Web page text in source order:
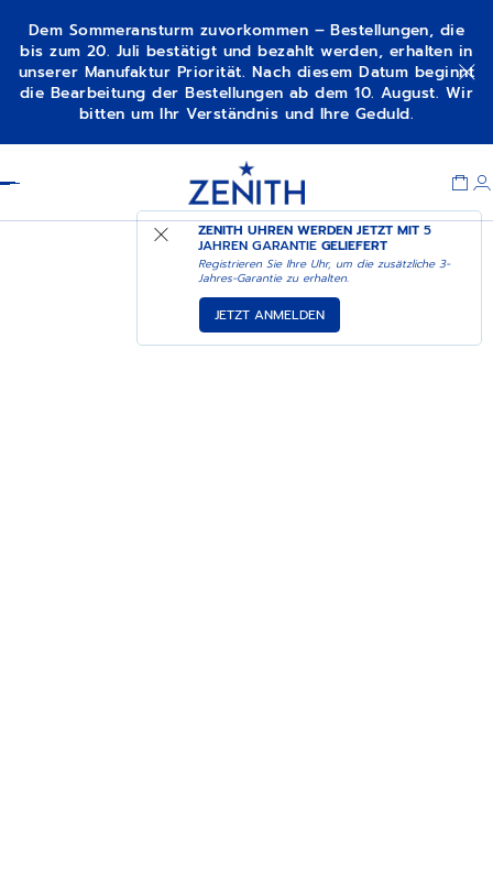
Dem Sommeransturm zuvorkommen – Bestellungen, die
bis zum 20. Juli bestätigt und bezahlt werden, erhalten in
unserer Manufaktur Priorität. Nach diesem Datum beginnt
die Bearbeitung der Bestellungen ab dem 10. August. Wir
bitten um Ihr Verständnis und Ihre Geduld.
ZENITH UHREN WERDEN JETZT MIT5
JAHREN GARANTIE GELIEFERT
Registrieren Sie Ihre Uhr, um die zusätzliche 3-
Jahres-Garantie zu erhalten.
JETZT ANMELDEN